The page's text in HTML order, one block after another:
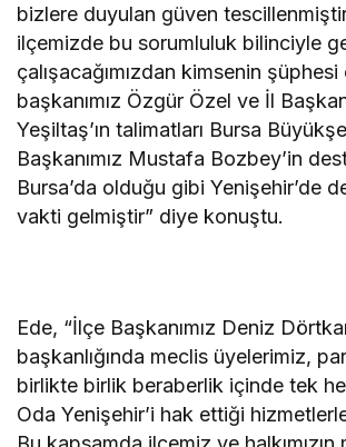
bizlere duyulan güven
ilçemizde bu sorumluluk bilinciyle
çalışacağımızdan kimsenin şüphesi
başkanımız Özgür Özel ve İl
Yeşiltaş’ın talimatları Bursa
Başkanımız Mustafa Bozbey’in
Bursa’da olduğu gibi Yenişehir’de
vakti gelmiştir” diye konuştu.
Ede, “İlçe Başkanımız Deniz
başkanlığında meclis üyelerimiz,
birlikte birlik beraberlik içinde tek
Oda Yenişehir’i hak ettiği hizmetlerle